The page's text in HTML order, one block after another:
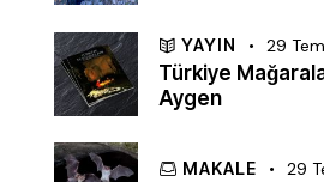
YAYIN 29
Türkiye
Aygen
MAKALE 29